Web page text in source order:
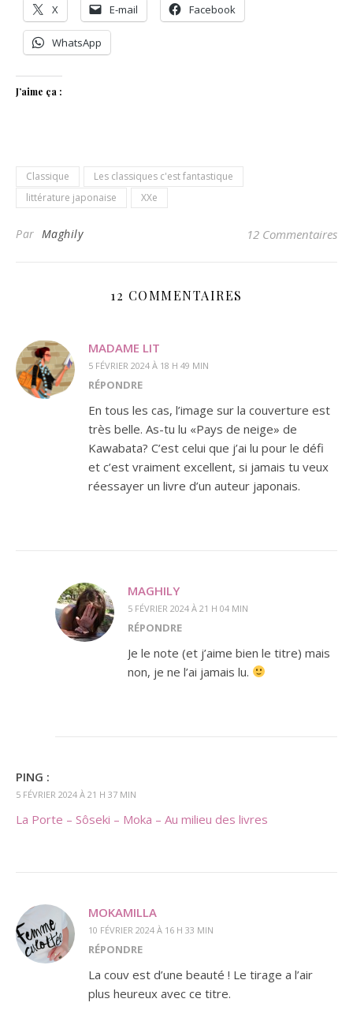
X E-mail Facebook
WhatsApp
J’aime ça :
Classique
Les classiques c'est fantastique
littérature japonaise
XXe
Par Maghily 12 Commentaires
12 COMMENTAIRES
MADAME LIT
5 FÉVRIER 2024 À 18 H 49 MIN
RÉPONDRE
En tous les cas, l’image sur la couverture est
très belle. As-tu lu «Pays de neige» de
Kawabata? C’est celui que j’ai lu pour le défi
et c’est vraiment excellent, si jamais tu veux
réessayer un livre d’un auteur japonais.
MAGHILY
5 FÉVRIER 2024 À 21 H 04 MIN
RÉPONDRE
Je le note (et j’aime bien le titre) mais
non, je ne l’ai jamais lu.
PING :
5 FÉVRIER 2024 À 21 H 37 MIN
La Porte – Sôseki – Moka – Au milieu des livres
MOKAMILLA
10 FÉVRIER 2024 À 16 H 33 MIN
RÉPONDRE
La couv est d’une beauté ! Le tirage a l’air
plus heureux avec ce titre.